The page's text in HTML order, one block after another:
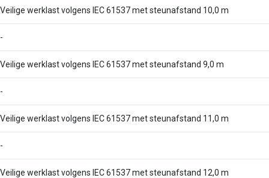
Veilige werklast volgens IEC 61537 met steunafstand 10,0 m
-
Veilige werklast volgens IEC 61537 met steunafstand 9,0 m
-
Veilige werklast volgens IEC 61537 met steunafstand 11,0 m
-
Veilige werklast volgens IEC 61537 met steunafstand 12,0 m